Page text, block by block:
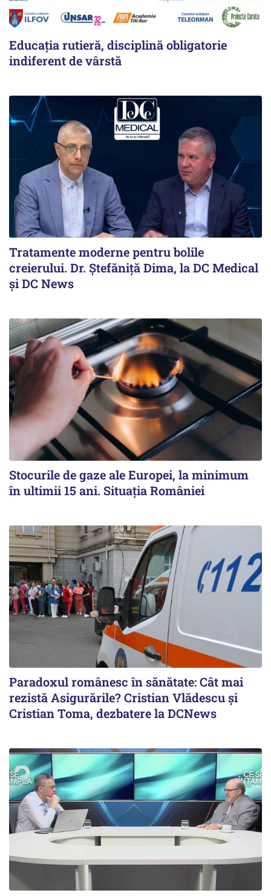
Educația rutieră, disciplină obligatorie
indiferent de vârstă
Tratamente moderne pentru bolile
creierului. Dr. Ștefăniță Dima, la DC Medical
și DC News
Stocurile de gaze ale Europei, la minimum
în ultimii 15 ani. Situația României
Paradoxul românesc în sănătate: Cât mai
rezistă Asigurările? Cristian Vlădescu și
Cristian Toma, dezbatere la DCNews